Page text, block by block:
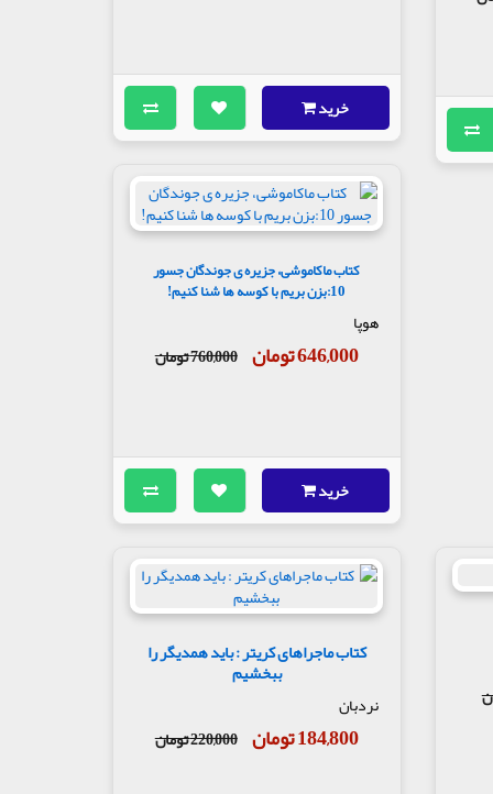
خرید
کتاب ماکاموشی، جزیره ی جوندگان جسور
10:بزن بریم با کوسه ها شنا کنیم!
هوپا
646,000 تومان 760,000 تومان
خرید
کتاب ماجراهای کریتر : باید همدیگر را
ببخشیم
نردبان
184,800 تومان 220,000 تومان